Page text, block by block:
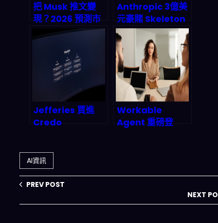
把 Musk 推文變
現？2026 預測市
場自動化套利實戰
與 AI 流水線拆解
Anthropic 3億美
元豪賭 Skeleton
Key：為何
developer 被迫
重新選邊站？
Jefferies 買進
Credo
美元：AI 日內交易
平台背後，2026
產業鏈到底在押什
Workable
Agent 重磅登
AI資訊
PREV POST
NEXT